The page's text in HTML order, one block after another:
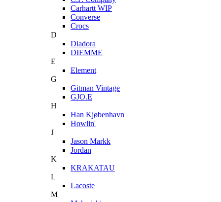
Carhartt WIP
Converse
Crocs
D
Diadora
DIEMME
E
Element
G
Gitman Vintage
GJO.E
H
Han Kjøbenhavn
Howlin'
J
Jason Markk
Jordan
K
KRAKATAU
L
Lacoste
M